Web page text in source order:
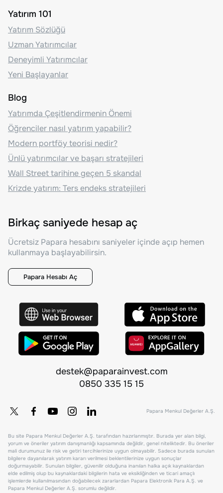
Yatırım 101
Yatırım Sözlüğü
Uzman Yatırımcılar
Deneyimli Yatırımcılar
Yeni Başlayanlar
Blog
Yatırımda Çeşitlendirmenin Önemi
Öğrenciler nasıl yatırım yapabilir?
Modern portföy teorisi nedir?
Ünlü yatırımcılar ve başarı stratejileri
Wall Street tarihine geçen 5 skandal
Krizde yatırım: Ters endeks stratejileri
Birkaç saniyede hesap aç
Ücretsiz Papara hesabını saniyeler içinde açıp hemen
kullanmaya başlayabilirsin.
Papara Hesabı Aç
destek@paparainvest.com
0850 335 15 15
Papara Menkul Değerler A.Ş.
Bu site Papara Menkul Değerler A.Ş. tarafından hazırlanmıştır. Burada yer alan bilgi,
yorum ve öneriler yatırım danışmanlığı kapsamında değildir, genel niteliktedir. Bu öneriler
mali durumunuz ile risk ve getiri tercihlerinize uygun olmayabilir. Sadece burada sunulan
bilgilere dayanılarak yatırım kararı verilmesi beklentilerinize uygun sonuçlar
doğurmayabilir. Sunulan bilgiler, güvenilir olduğuna inanılan halka açık kaynaklardan
elde edilmiş olup bu kaynaklardaki bilgilerin hata ve eksikliğinden ve ticari amaçlı
işlemlerde kullanılmasından doğabilecek zararlardan Papara Elektronik Para A.Ş. ve
Papara Menkul Değerler A.Ş. sorumlu değildir.